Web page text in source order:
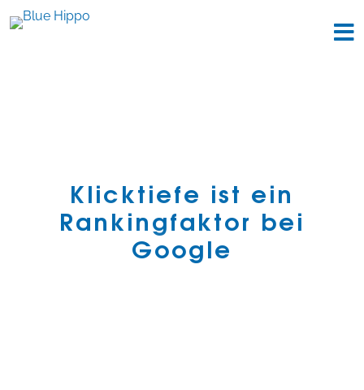
Klicktiefe ist ein
Rankingfaktor bei
Google